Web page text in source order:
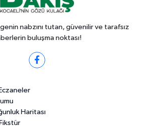
nabzını tutan, güvenilir ve tarafsız
buluşma noktası!
Haritası